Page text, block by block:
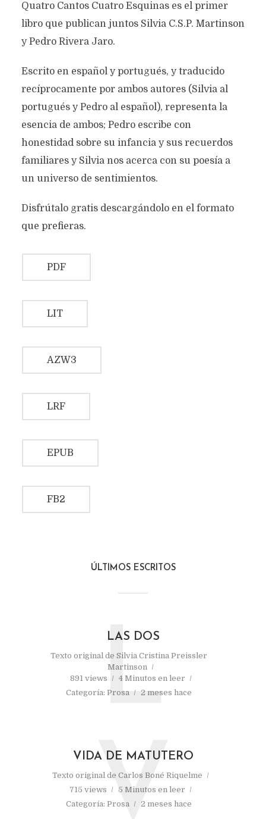
ESPACIO DEL ESCRITOR
Quatro Cantos Cuatro Esquinas es el primer
libro que publican juntos Silvia C.S.P. Martinson
y Pedro Rivera Jaro.
Escrito en español y portugués, y traducido
recíprocamente por ambos autores (Silvia al
portugués y Pedro al español), representa la
esencia de ambos; Pedro escribe con
honestidad sobre su infancia y sus recuerdos
familiares y Silvia nos acerca con su poesía a
un universo de sentimientos.
Disfrútalo gratis descargándolo en el formato
que prefieras.
PDF
LIT
AZW3
LRF
EPUB
FB2
ÚLTIMOS ESCRITOS
LAS DOS
Texto original de Silvia Cristina Preissler
Martinson
891 views
4 Minutos en leer
Categoría: Prosa 2 meses hace
L
VIDA DE MATUTERO
Texto original de Carlos Boné Riquelme
715 views
5 Minutos en leer
Categoría: Prosa 2 meses hace
V